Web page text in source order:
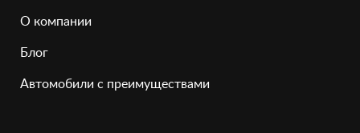
О компании
Блог
Автомобили с преимуществами